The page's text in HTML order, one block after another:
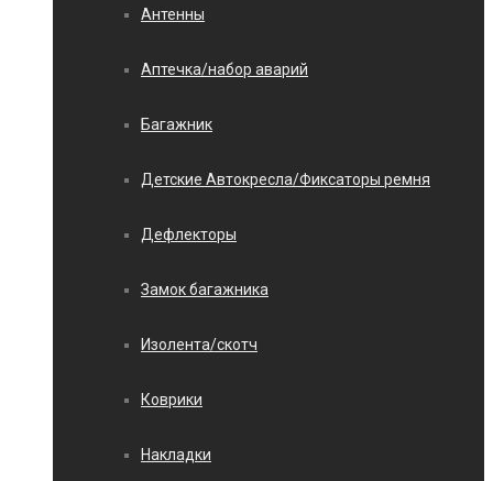
Антенны
Аптечка/набор аварий
Багажник
Детские Автокресла/Фиксаторы ремня
Дефлекторы
Замок багажника
Изолента/скотч
Коврики
Накладки